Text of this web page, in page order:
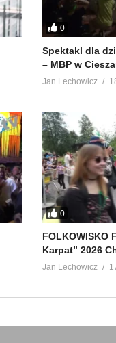
0
Spektakl dla
– MBP w
Jan Lechowicz
0
FOLKOWISKO
Karpat” 2026
Jan Lechowicz